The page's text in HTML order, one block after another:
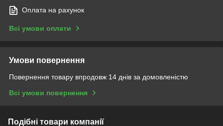
Оплата на рахунок
Всі умови оплати
Умови повернення
Повернення товару впродовж 14 днів за домовленістю
Всі умови повернення
Подібні товари компанії